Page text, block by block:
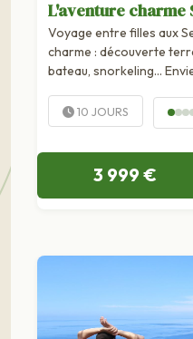
L'aventure charme
Voyage entre filles aux
charme : découverte
bateau, snorkeling...
journée ? Nomade vous
10 JOURS
3 999 €